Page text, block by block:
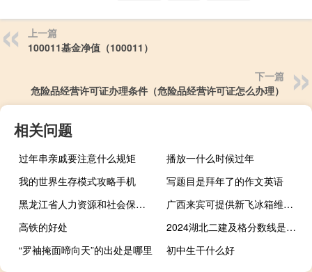
上一篇
100011基金净值（100011）
下一篇
危险品经营许可证办理条件（危险品经营许可证怎么办理）
相关问题
过年串亲戚要注意什么规矩
播放一什么时候过年
我的世界生存模式攻略手机
写题目是拜年了的作文英语
黑龙江省人力资源和社会保障厅官网（黑龙江省人力资源和社会保障厅公务员考试网）
广西来宾可提供新飞冰箱维修服务地址在哪
高铁的好处
2024湖北二建及格分数线是多少
“罗袖掩面啼向天”的出处是哪里
初中生干什么好